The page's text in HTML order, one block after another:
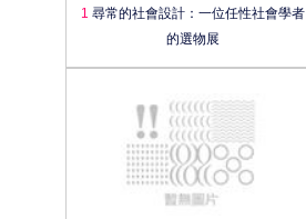
1 尋常的社會設計：一位任性社會學者
的選物展